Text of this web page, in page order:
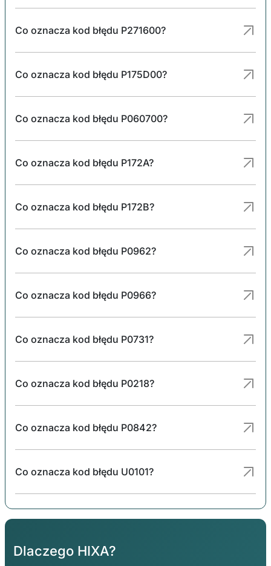
Co oznacza kod błędu P271600?
Co oznacza kod błędu P175D00?
Co oznacza kod błędu P060700?
Co oznacza kod błędu P172A?
Co oznacza kod błędu P172B?
Co oznacza kod błędu P0962?
Co oznacza kod błędu P0966?
Co oznacza kod błędu P0731?
Co oznacza kod błędu P0218?
Co oznacza kod błędu P0842?
Co oznacza kod błędu U0101?
Dlaczego HIXA?